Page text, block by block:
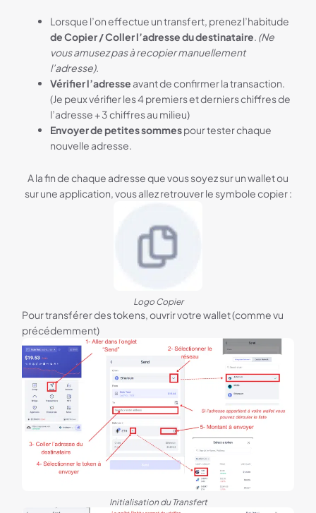
Lorsque l’on effectue un transfert, prenez l’habitude
de Copier / Coller l’adresse du destinataire. (Ne
vous amusez pas à recopier manuellement
l’adresse).
Vérifier l’adresseavant de confirmer la transaction.
(Je peux vérifier les 4 premiers et derniers chiffres de
l’adresse + 3 chiffres au milieu)
Envoyer de petites sommespour tester chaque
nouvelle adresse.
A la fin de chaque adresse que vous soyez sur un wallet ou
sur une application, vous allez retrouver le symbole copier :
Logo Copier
Pour transférer des tokens, ouvrir votre wallet (comme vu
précédemment)
Initialisation du Transfert